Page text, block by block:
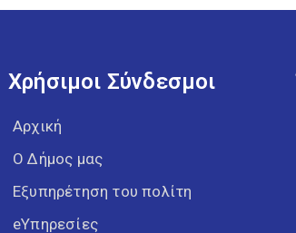
Χρήσιμοι Σύνδεσμοι
Αρχική
Ο Δήμος μας
Εξυπηρέτηση του πολίτη
eΥπηρεσίες